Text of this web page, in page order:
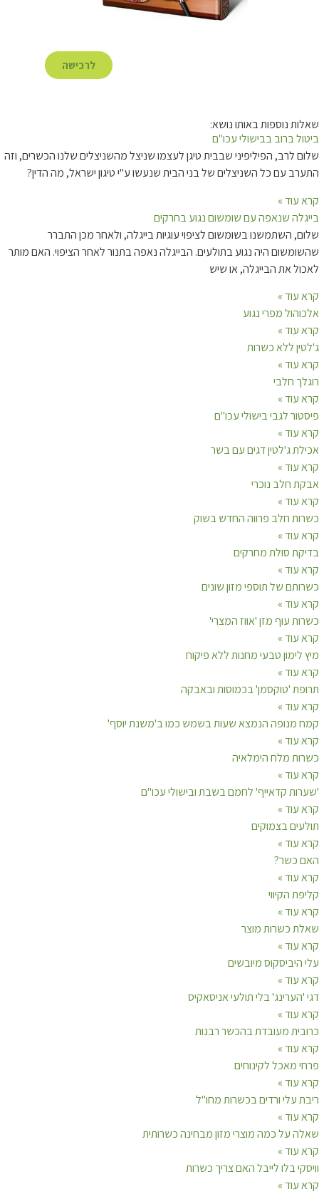
לרכישה
נוספות באותו נושא:
ברוב בבישולי עכו"ם
לרב, הפיליפיני שבבית טיגן לעצמו שניצל מהשניצלים שלנו הכשרים, וזה
עם כל השניצלים של בני הבית שנעשו ע"י טיגון ישראל, מה הדין?
»
שנאפה עם שומשום נגוע בחרקים
השתמשנו בשומשום לציפוי עוגיות בייגלה, ולאחר מכן התברר
היה נגוע בתולעים. הבייגלה נאפה בתנור לאחר הציפוי. האם מותר
את הבייגלה, או שיש
»
מפרי נגוע
»
ללא כשרות
»
חלבי
»
לגבי בישולי עכו"ם
»
ג'לטין דגים עם בשר
»
חלב נוכרי
»
חלב פרווה החדש בשוק
»
סולת מחרקים
»
של תוספי מזון שונים
»
עוף מזן 'אווז המצרי'
»
טבעי מחנות ללא פיקוח
»
'טוקסמן' בכמוסות ובאבקה
»
הנמצא שעות בשמש כמו ב'משנת יוסף'
»
מלח הימלאיה
»
קדאייף' לחמם בשבת ובישולי עכו"ם
»
בצמוקים
»
כשר?
»
הקיווי
»
כשרות מוצר
»
מיובשים
»
בלי תולעי אניסאקיס
»
מעובדת בהכשר רבנות
»
מאכל לקינוחים
»
עלי ורדים בכשרות מחו"ל
»
על כמה מוצרי מזון מבחינה כשרותית
»
בלו לייבל האם צריך כשרות
»